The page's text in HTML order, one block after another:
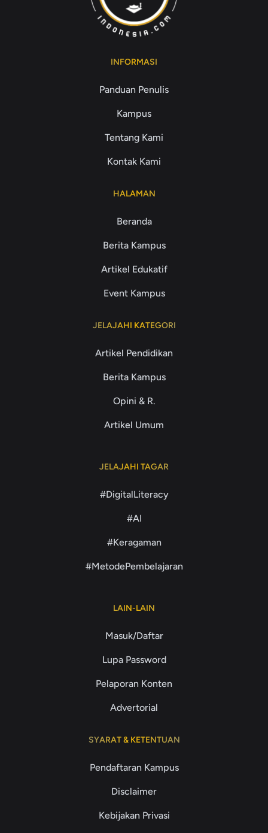
INFORMASI
Panduan Penulis
Kampus
Tentang Kami
Kontak Kami
HALAMAN
Beranda
Berita Kampus
Artikel Edukatif
Event Kampus
JELAJAHI KATEGORI
Artikel Pendidikan
Berita Kampus
Opini & R.
Artikel Umum
JELAJAHI TAGAR
#DigitalLiteracy
#AI
#Keragaman
#MetodePembelajaran
LAIN-LAIN
Masuk/Daftar
Lupa Password
Pelaporan Konten
Advertorial
SYARAT & KETENTUAN
Pendaftaran Kampus
Disclaimer
Kebijakan Privasi